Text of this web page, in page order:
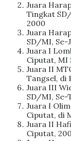
Juara
Tingkat
2000
Juara
SD/MI, Se-
Juara I
Ciputat, MI
Juara II
Tangsel, di
Juara III
SD/MI, Se-
Juara I
Ciputat, di
Juara II
Ciputat,